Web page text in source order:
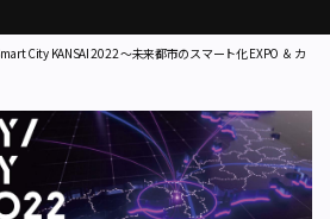
City KANSAI 2022 ～未来都市のスマート化 EXPO ＆ カ